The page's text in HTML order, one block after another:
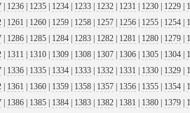
|
1229
|
1230
1231
|
1232
|
1233
|
1234
|
1235
|
1236
|
|
1254
|
1255
|
1256
|
1257
|
1258
|
1259
|
1260
1261
|
|
1279
|
1280
1281
|
1282
|
1283
|
1284
|
1285
|
1286
|
|
1304
|
1305
|
1306
|
1307
|
1308
|
1309
|
1310
1311
|
|
1329
|
1330
1331
|
1332
|
1333
|
1334
|
1335
|
1336
|
|
1354
|
1355
|
1356
|
1357
|
1358
|
1359
|
1360
1361
|
|
1379
|
1380
1381
|
1382
|
1383
|
1384
|
1385
|
1386
|